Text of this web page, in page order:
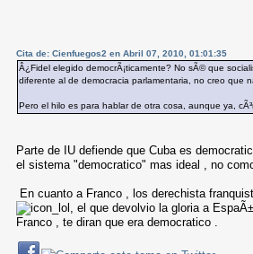
Cita de: Cienfuegos2 en Abril 07, 2010, 01:01:35
Â¿Fidel elegido democrÃ¡ticamente? No sÃ© que
diferente al de democracia parlamentaria, no creo que
Pero el hilo es para hablar de otra cosa, aunque ya,
Parte de IU defiende que Cuba es
el sistema "democratico" mas ideal , no
En cuanto a Franco , los derechista
, el que devolvio la gloria a
Franco , te diran que era democratico .